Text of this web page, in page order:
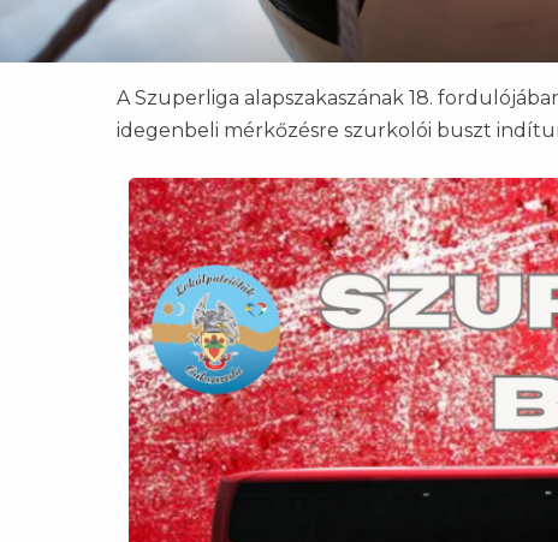
A Szuperliga alapszakaszának 18.
idegenbeli mérkőzésre szurkolói buszt